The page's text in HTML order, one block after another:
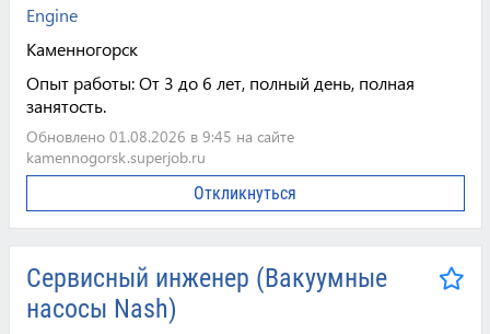
Engine
Каменногорск
Опыт работы:От 3 до 6 лет, полный день, полная
занятость.
Обновлено 01.08.2026 в 9:45 на сайте
kamennogorsk.superjob.ru
Откликнуться
Сервисный инженер (Вакуумные
насосы Nash)